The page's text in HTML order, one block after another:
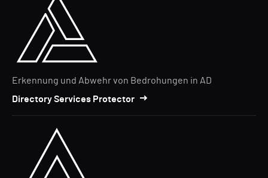
Erkennung und Abwehr von Bedrohungen in AD
Directory Services Protector